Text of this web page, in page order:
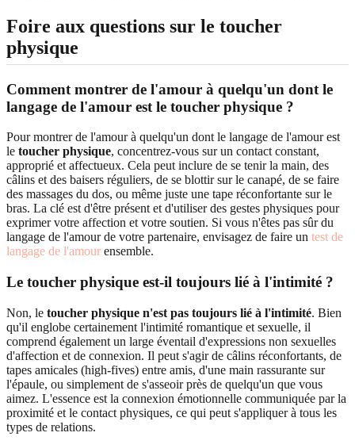
Foire aux questions sur le toucher
physique
Comment montrer de l'amour à quelqu'un dont le
langage de l'amour est le toucher physique ?
Pour montrer de l'amour à quelqu'un dont le langage de l'amour est
le toucher physique, concentrez-vous sur un contact constant,
approprié et affectueux. Cela peut inclure de se tenir la main, des
câlins et des baisers réguliers, de se blottir sur le canapé, de se faire
des massages du dos, ou même juste une tape réconfortante sur le
bras. La clé est d'être présent et d'utiliser des gestes physiques pour
exprimer votre affection et votre soutien. Si vous n'êtes pas sûr du
langage de l'amour de votre partenaire, envisagez de faire un test de
langage de l'amour ensemble.
Le toucher physique est-il toujours lié à l'intimité ?
Non, le toucher physique n'est pas toujours lié à l'intimité. Bien
qu'il englobe certainement l'intimité romantique et sexuelle, il
comprend également un large éventail d'expressions non sexuelles
d'affection et de connexion. Il peut s'agir de câlins réconfortants, de
tapes amicales (high-fives) entre amis, d'une main rassurante sur
l'épaule, ou simplement de s'asseoir près de quelqu'un que vous
aimez. L'essence est la connexion émotionnelle communiquée par la
proximité et le contact physiques, ce qui peut s'appliquer à tous les
types de relations.